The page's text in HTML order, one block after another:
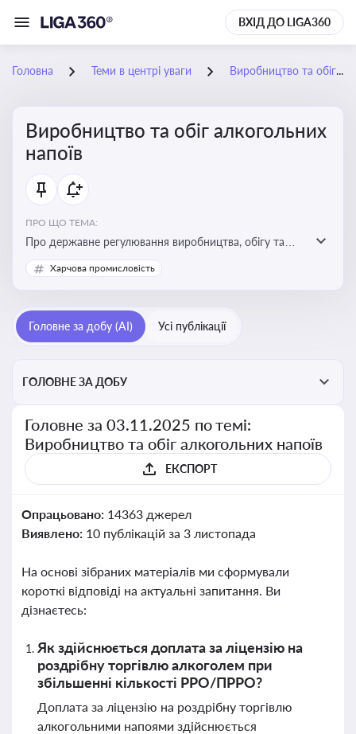
ВХІД ДО LIGA360
Головна Теми в центрі уваги Виробництво та обіг алкогольних напоїв
Виробництво та обіг алкогольних
напоїв
ПРО ЩО ТЕМА:
Про державне регулювання виробництва, обігу та
оподаткування алкогольної продукції, про
ліцензування та правові ризики
Харчова промисловість
Головне за добу (AI) Усі публікації
ГОЛОВНЕ ЗА ДОБУ
Головне за 03.11.2025 по темі:
Виробництво та обіг алкогольних напоїв
ЕКСПОРТ
Опрацьовано: 14363 джерел
Виявлено: 10 публікацій за 3 листопада
На основі зібраних матеріалів ми сформували
короткі відповіді на актуальні запитання. Ви
дізнаєтесь:
Як здійснюється доплата за ліцензію на
роздрібну торгівлю алкоголем при
збільшенні кількості РРО/ПРРО?
Доплата за ліцензію на роздрібну торгівлю
алкогольними напоями здійснюється